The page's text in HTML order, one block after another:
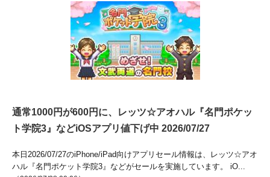
通常1000円が600円に、レッツ☆アオハル『名門ポケッ
ト学院3』などiOSアプリ値下げ中 2026/07/27
本日2026/07/27のiPhone/iPad向けアプリセール情報は、レッツ☆アオ
ハル『名門ポケット学院3』などがセールを実施しています。 iO...